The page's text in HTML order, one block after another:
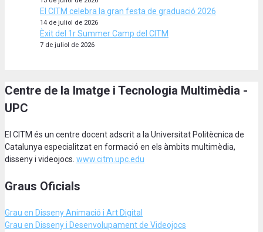
El CITM celebra la gran festa de graduació 2026
14 de juliol de 2026
Èxit del 1r Summer Camp del CITM
7 de juliol de 2026
Centre de la Imatge i Tecnologia Multimèdia -
UPC
El CITM és un centre docent adscrit a la Universitat Politècnica de
Catalunya especialitzat en formació en els àmbits multimèdia,
disseny i videojocs. www.citm.upc.edu
Graus Oficials
Grau en Disseny Animació i Art Digital
Grau en Disseny i Desenvolupament de Videojocs